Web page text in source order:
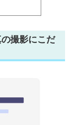
撮影にこだ